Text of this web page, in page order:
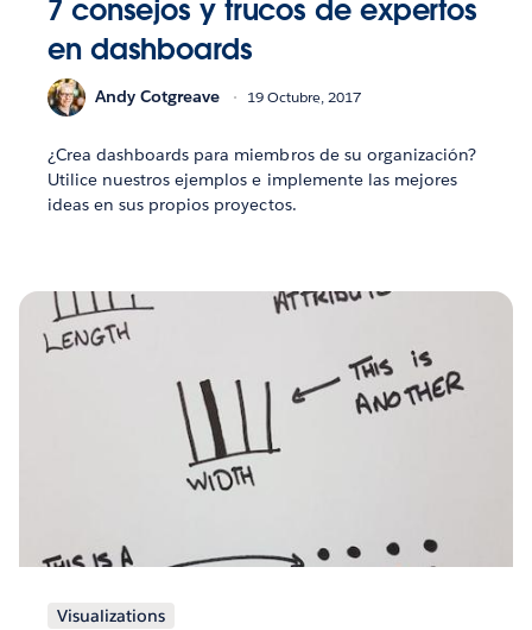
7 consejos y trucos de expertos
en dashboards
Andy Cotgreave 19 Octubre, 2017
¿Crea dashboards para miembros de su organización?
Utilice nuestros ejemplos e implemente las mejores
ideas en sus propios proyectos.
Visualizations